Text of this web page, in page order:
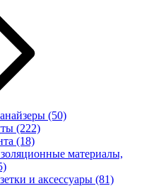
(50)
(222)
(18)
материалы,
и аксессуары (81)